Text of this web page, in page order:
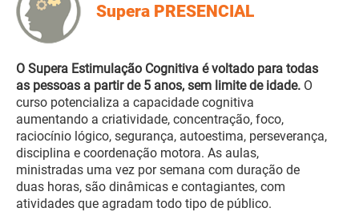
Supera PRESENCIAL
O Supera Estimulação Cognitiva é voltado para todas
as pessoas a partir de 5 anos, sem limite de idade. O
curso potencializa a capacidade cognitiva
aumentando a criatividade, concentração, foco,
raciocínio lógico, segurança, autoestima, perseverança,
disciplina e coordenação motora. As aulas,
ministradas uma vez por semana com duração de
duas horas, são dinâmicas e contagiantes, com
atividades que agradam todo tipo de público.